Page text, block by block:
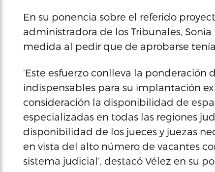
En su ponencia sobre el referido
administradora de los Tribunales,
medida al pedir que de aprobarse
‘Este esfuerzo conlleva la
indispensables para su implantación
consideración la disponibilidad de
especializadas en todas las regiones
disponibilidad de los jueces y juezas
en vista del alto número de vacantes
sistema judicial’, destacó Vélez en su